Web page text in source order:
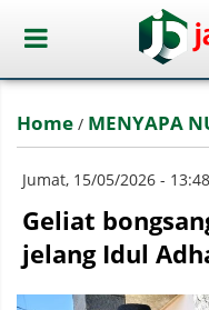
Home / MENYAPA
Jumat, 15/05/2026 -
Geliat
jelang Idul